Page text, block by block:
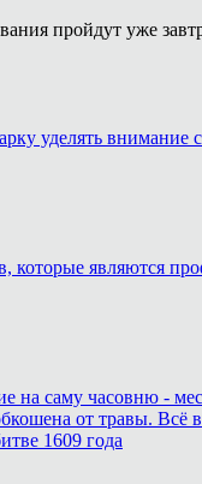
пройдут уже
уделять
являются
саму часовню -
от травы. Всё
1609 года